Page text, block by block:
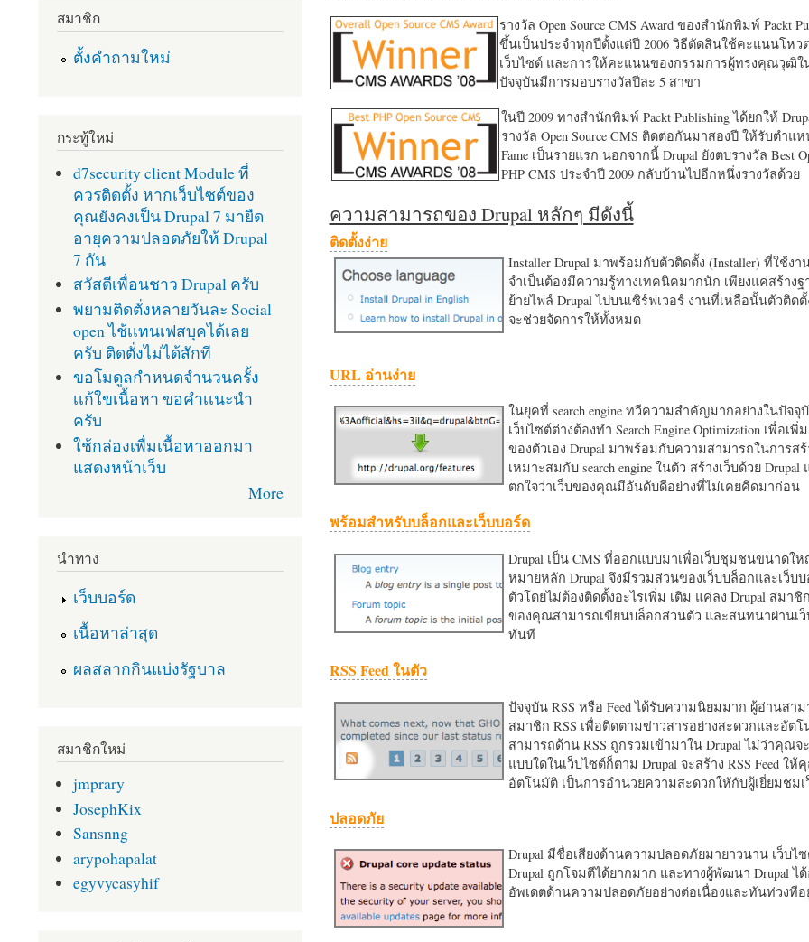
รางวัล Open Source CMS Award ของสำนักพิมพ์ Packt
ขึ้นเป็นประจำทุกปีตั้งแต่ปี 2006 วิธีตัดสินใช้คะแนนโหว
เว็บไซต์ และการให้คะแนนของกรรมการผู้ทรงคุณวุฒิใ
ปัจจุบันมีการมอบรางวัลปีละ 5 สาขา
ในปี 2009 ทางสำนักพิมพ์ Packt Publishing ได้ยกให้
รางวัล Open Source CMS ติดต่อกันมาสองปี ให้รับตำแ
Fame เป็นรายแรก นอกจากนี้ Drupal ยังตบรางวัล Best
PHP CMS ประจำปี 2009 กลับบ้านไปอีกหนึ่งรางวัลด้วย
ความสามารถของ Drupal หลักๆ มีดังนี้
ติดตั้งง่าย
Installer Drupal มาพร้อมกับตัวติดตั้ง (Installer) ที่ใช้งา
จำเป็นต้องมีความรู้ทางเทคนิคมากนัก เพียงแค่สร้าง
ย้ายไฟล์ Drupal ไปบนเซิร์ฟเวอร์ งานที่เหลือนั้นตัวติดตั้
จะช่วยจัดการให้ทั้งหมด
URL อ่านง่าย
ในยุคที่ search engine ทวีความสำคัญมากอย่างในปัจจุ
เว็บไซต์ต่างต้องทำ Search Engine Optimization เพื่อเ
ของตัวเอง Drupal มาพร้อมกับความสามารถในการสร้
เหมาะสมกับ search engine ในตัว สร้างเว็บด้วย
ตกใจว่าเว็บของคุณมีอันดับดีอย่างที่ไม่เคยคิดมาก่อน
พร้อมสำหรับบล็อกและเว็บบอร์ด
Drupal เป็น CMS ที่ออกแบบมาเพื่อเว็บชุมชนขนาดให
หมายหลัก Drupal จึงมีรวมส่วนของเว็บบล็อกและเว็บ
ตัวโดยไม่ต้องติดตั้งอะไรเพิ่ม เติม แค่ลง Drupal สมาชิ
ของคุณสามารถเขียนบล็อกส่วนตัว และสนทนาผ่านเว็
ทันที
RSS Feed ในตัว
ปัจจุบัน RSS หรือ Feed ได้รับความนิยมมาก ผู้อ่านสา
สมาชิก RSS เพื่อติดตามข่าวสารอย่างสะดวกและอัต
สามารถด้าน RSS ถูกรวมเข้ามาใน Drupal ไม่ว่าคุณจ
แบบใดในเว็บไซต์ก็ตาม Drupal จะสร้าง RSS Feed ให้
อัตโนมัติ เป็นการอำนวยความสะดวกใหักับผู้เยี่ยมชม
ปลอดภัย
Drupal มีชื่อเสียงด้านความปลอดภัยมายาวนาน เว็บไ
Drupal ถูกโจมตีได้ยากมาก และทางผู้พัฒนา Drupal ไ
อัพเดตด้านความปลอดภัยอย่างต่อเนื่องและทันท่วงทีอ
สมาชิก
ตั้งคำถามใหม่
กระทู้ใหม่
d7security client Module ที่
ควรติดตั้ง หากเว็บไซต์ของ
คุณยังคงเป็น Drupal 7 มายืด
อายุความปลอดภัยให้ Drupal
7 กัน
สวัสดีเพื่อนชาว Drupal ครับ
พยามติดตั่งหลายวันละ Social
open ไช้เเทนเฟสบุคได้เลย
ครับ ติดตั่งไม่ได้สักที
ขอโมดูลกำหนดจำนวนครั้ง
เเก้ใขเนื้อหา ขอคำเเนะนำ
ครับ
ใช้กล่องเพื่มเนื้อหาออกมา
แสดงหน้าเว็บ
More
นำทาง
เว็บบอร์ด
เนื้อหาล่าสุด
ผลสลากกินแบ่งรัฐบาล
สมาชิกใหม่
jmprary
JosephKix
Sansnng
arypohapalat
egyvycasyhif